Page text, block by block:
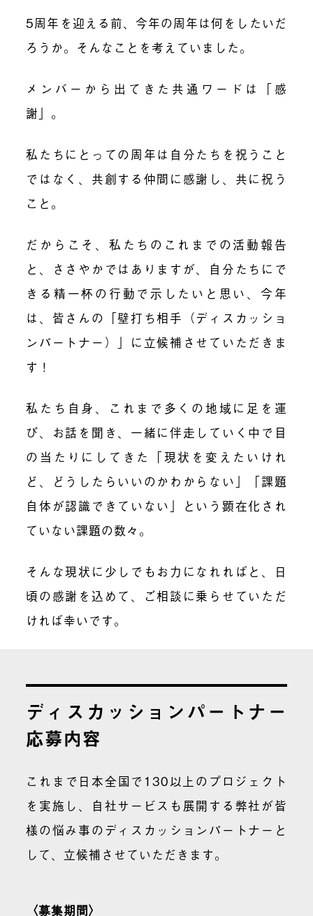
5周年を迎える前、今年の周年は何をしたいだ
ろうか。そんなことを考えていました。
メンバーから出てきた共通ワードは「感
謝」。
私たちにとっての周年は自分たちを祝うこと
ではなく、共創する仲間に感謝し、共に祝う
こと。
だからこそ、私たちのこれまでの活動報告
と、ささやかではありますが、自分たちにで
きる精一杯の行動で示したいと思い、今年
は、皆さんの「壁打ち相手（ディスカッショ
ンパートナー）」に立候補させていただきま
す！
私たち自身、これまで多くの地域に足を運
び、お話を聞き、一緒に伴走していく中で目
の当たりにしてきた「現状を変えたいけれ
ど、どうしたらいいのかわからない」「課題
自体が認識できていない」という顕在化され
ていない課題の数々。
そんな現状に少しでもお力になれればと、日
頃の感謝を込めて、ご相談に乗らせていただ
ければ幸いです。
ディスカッションパートナー
応募内容
これまで日本全国で130以上のプロジェクト
を実施し、自社サービスも展開する弊社が皆
様の悩み事のディスカッションパートナーと
して、立候補させていただきます。
〈募集期間〉